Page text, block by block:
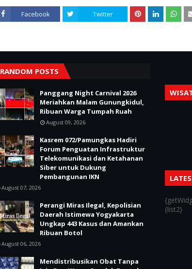
Facebook Twitter
RANDOM POSTS
Panggang Night Carnival 2026
Meriahkan Malam Gunungkidul,
Ribuan Warga Tumpah Ruah
August 09, 2026
Kasrem 072/Pamungkas Hadiri
Forum Penguatan Infrastruktur
Telekomunikasi dan Ketahanan
Siber untuk Dukung
Pembangunan IKN
August 07, 2026
Perangi Miras Ilegal, Kepolisian
Daerah Istimewa Yogyakarta
Ungkap 443 Kasus dan Amankan
Ribuan Botol
August 06, 2026
Mendistribusikan Obat Tanpa
{list2}